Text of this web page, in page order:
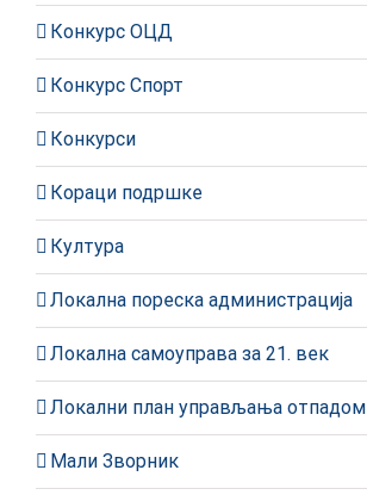
Конкурс ОЦД
Конкурс Спорт
Конкурси
Кораци подршке
Култура
Локална пореска администрација
Локална самоуправа за 21. век
Локални план управљања отпадом
Мали Зворник